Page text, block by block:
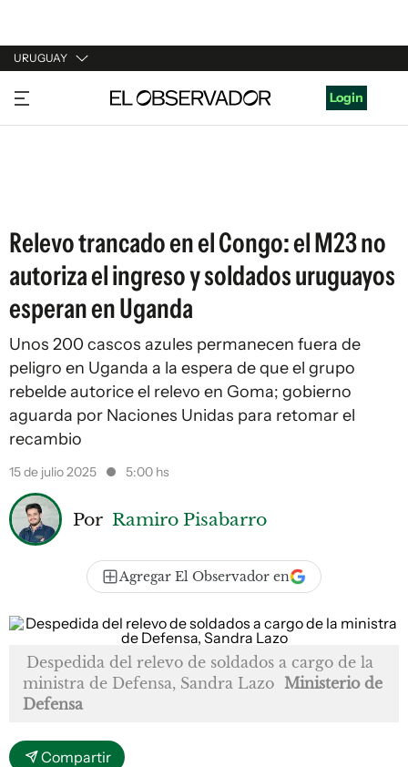
URUGUAY
URUGUAY
ARGENTINA
Login
Relevo trancado en el Congo: el M23 no
autoriza el ingreso y soldados uruguayos
esperan en Uganda
Unos 200 cascos azules permanecen fuera de
peligro en Uganda a la espera de que el grupo
rebelde autorice el relevo en Goma; gobierno
aguarda por Naciones Unidas para retomar el
recambio
15 de julio 2025 5:00 hs
Por Ramiro Pisabarro
Agregar El Observador en
Despedida del relevo de soldados a cargo de la
ministra de Defensa, Sandra Lazo Ministerio de
Defensa
Compartir